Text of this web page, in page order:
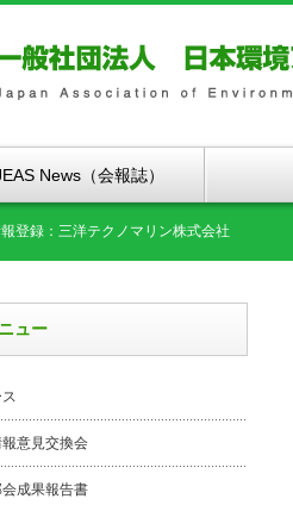
News（会報誌）
登録：三洋テクノマリン株式会社
ュー
意見交換会
成果報告書